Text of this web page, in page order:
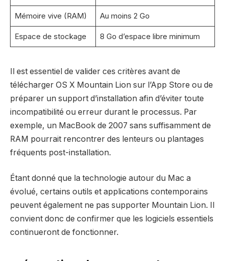
Mémoire vive (RAM) Au moins 2 Go
Espace de stockage 8 Go d’espace libre minimum
Il est essentiel de valider ces critères avant de
télécharger OS X Mountain Lion sur l’App Store ou de
préparer un support d’installation afin d’éviter toute
incompatibilité ou erreur durant le processus. Par
exemple, un MacBook de 2007 sans suffisamment de
RAM pourrait rencontrer des lenteurs ou plantages
fréquents post-installation.
Étant donné que la technologie autour du Mac a
évolué, certains outils et applications contemporains
peuvent également ne pas supporter Mountain Lion. Il
convient donc de confirmer que les logiciels essentiels
continueront de fonctionner.